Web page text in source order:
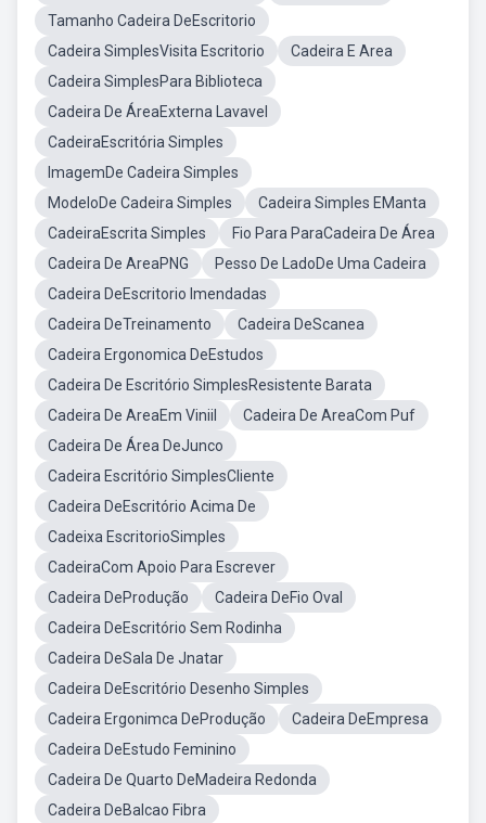
Tamanho Cadeira DeEscritorio
Cadeira SimplesVisita Escritorio
Cadeira E Area
Cadeira SimplesPara Biblioteca
Cadeira De ÁreaExterna Lavavel
CadeiraEscritória Simples
ImagemDe Cadeira Simples
ModeloDe Cadeira Simples
Cadeira Simples EManta
CadeiraEscrita Simples
Fio Para ParaCadeira De Área
Cadeira De AreaPNG
Pesso De LadoDe Uma Cadeira
Cadeira DeEscritorio Imendadas
Cadeira DeTreinamento
Cadeira DeScanea
Cadeira Ergonomica DeEstudos
Cadeira De Escritório SimplesResistente Barata
Cadeira De AreaEm Viniil
Cadeira De AreaCom Puf
Cadeira De Área DeJunco
Cadeira Escritório SimplesCliente
Cadeira DeEscritório Acima De
Cadeixa EscritorioSimples
CadeiraCom Apoio Para Escrever
Cadeira DeProdução
Cadeira DeFio Oval
Cadeira DeEscritório Sem Rodinha
Cadeira DeSala De Jnatar
Cadeira DeEscritório Desenho Simples
Cadeira Ergonimca DeProdução
Cadeira DeEmpresa
Cadeira DeEstudo Feminino
Cadeira De Quarto DeMadeira Redonda
Cadeira DeBalcao Fibra